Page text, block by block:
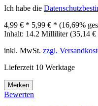
Ich habe die
4,99 € * 5,99 € * (16,69%
Inhalt: 14.2 Milliliter (35,14
inkl. MwSt. zzgl.
Lieferzeit 10 Werktage
Merken
Bewerten